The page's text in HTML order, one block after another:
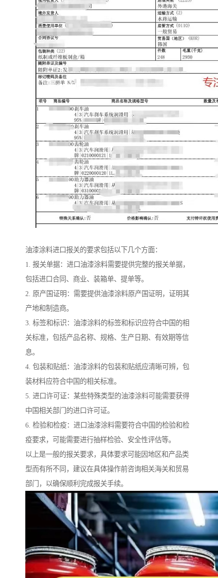
油漆涂料进口报关的要求包括以下几个方面：
1. 报关单据：进口油漆涂料需要提供完整的报关单据，
包括进口合同、商业、装箱单、提单等。
2. 原产国证明：需要提供油漆涂料原产国证明，证明其
产地和制造商。
3. 标签和标识：油漆涂料的标签和标识应符合中国的相
关标准，包括产品名称、规格、生产日期、有效期等信
息。
4. 包装和贴纸：油漆涂料的包装和贴纸应清晰可辨，包
装材料应符合中国的相关标准。
5. 进口许可证：某些特殊类型的油漆涂料可能需要获得
中国相关部门的进口许可证。
6. 检验和检疫：进口油漆涂料需要符合中国的检验和检
疫要求，可能需要进行抽样检验、安全性评估等。
以上是一般的报关要求，具体要求可能因地区和产品类
型而有所不同，建议在具体操作前咨询相关海关和贸易
部门，以确保顺利完成报关手续。